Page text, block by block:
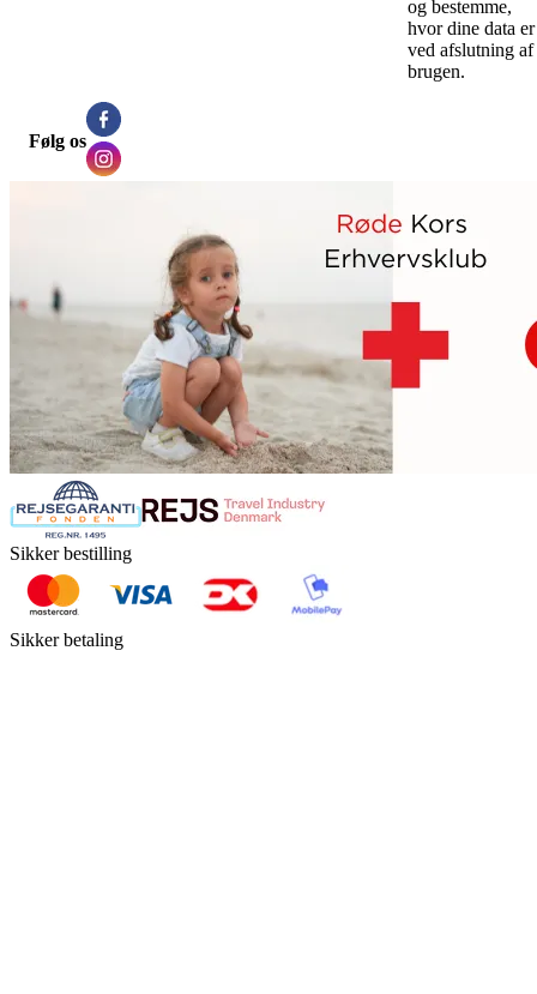
og bestemme,
hvor dine data er
ved afslutning af
brugen.
Følg os
Sikker bestilling
Sikker betaling